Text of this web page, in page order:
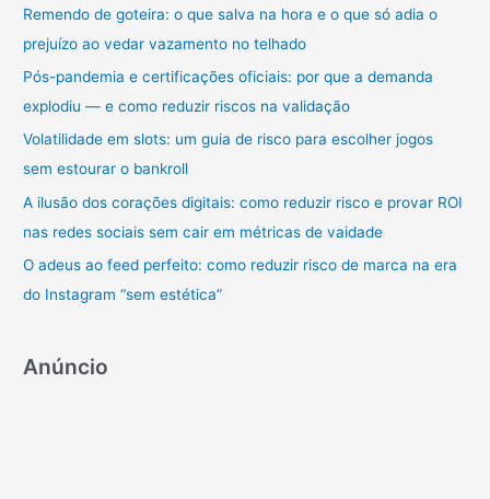
i
s
a
r
p
o
Remendo de goteira: o que salva na hora e o que só adia o
prejuízo ao vedar vazamento no telhado
Pós-pandemia e certificações oficiais: por que a demanda
explodiu — e como reduzir riscos na validação
Volatilidade em slots: um guia de risco para escolher jogos
sem estourar o bankroll
A ilusão dos corações digitais: como reduzir risco e provar ROI
nas redes sociais sem cair em métricas de vaidade
O adeus ao feed perfeito: como reduzir risco de marca na era
do Instagram “sem estética”
Anúncio